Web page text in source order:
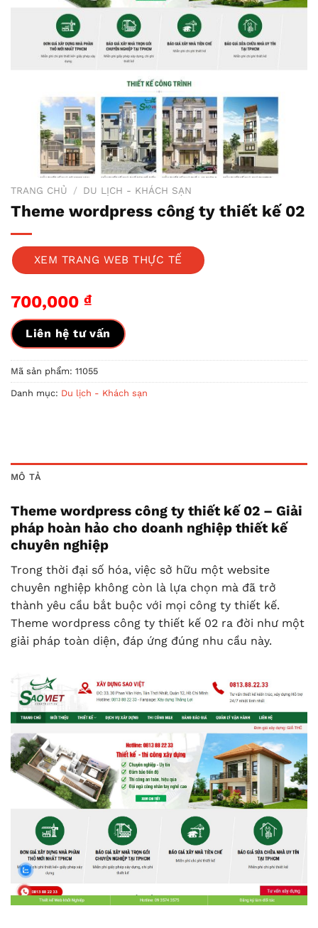
TRANG CHỦ / DU LỊCH - KHÁCH SẠN
Theme wordpress công ty thiết kế 02
XEM TRANG WEB THỰC TẾ
700,000 ₫
Liên hệ tư vấn
Mã sản phẩm: 11055
Danh mục: Du lịch - Khách sạn
MÔ TẢ
Theme wordpress công ty thiết kế 02 – Giải
pháp hoàn hảo cho doanh nghiệp thiết kế
chuyên nghiệp
Trong thời đại số hóa, việc sở hữu một website
chuyên nghiệp không còn là lựa chọn mà đã trở
thành yêu cầu bắt buộc với mọi công ty thiết kế.
Theme wordpress công ty thiết kế 02 ra đời như một
giải pháp toàn diện, đáp ứng đúng nhu cầu này.